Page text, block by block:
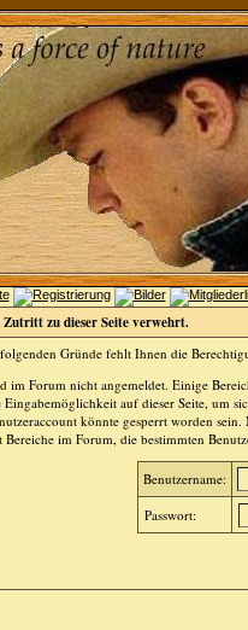
zu dieser Seite verwehrt.
Gründe fehlt Ihnen die
im Forum nicht angemeldet. Einige
Eingabemöglichkeit auf dieser Seite, um
könnte gesperrt worden
Bereiche im Forum, die bestimmten
Benutzername:
Passwort: